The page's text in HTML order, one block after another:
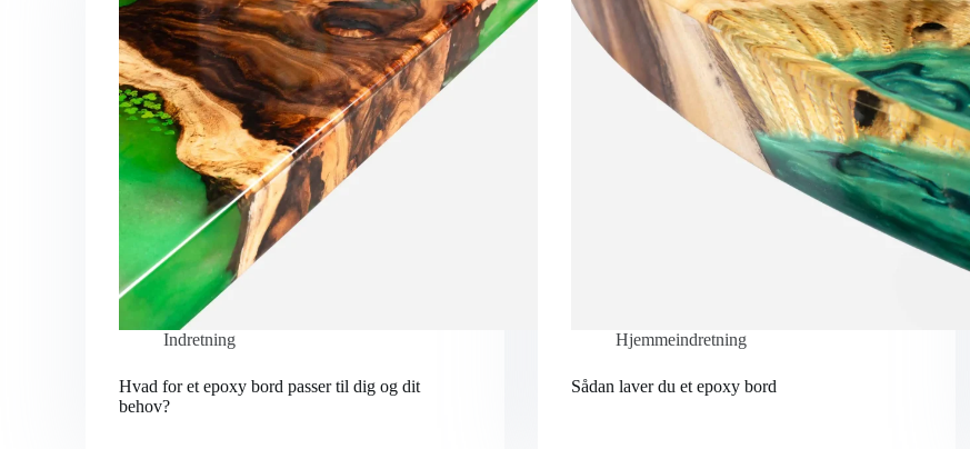
Indretning
Hvad for et epoxy bord passer til dig og dit
behov?
Hjemmeindretning
Sådan laver du et epoxy bord